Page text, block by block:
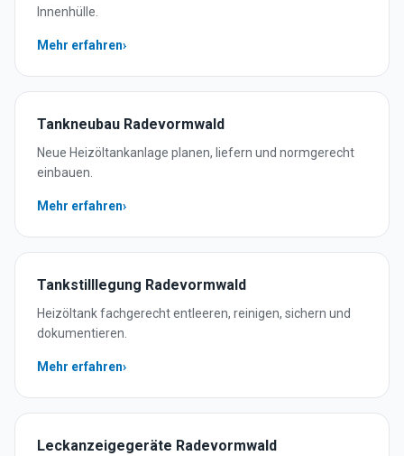
Innenhülle.
Mehr erfahren›
Tankneubau Radevormwald
Neue Heizöltankanlage planen, liefern und normgerecht
einbauen.
Mehr erfahren›
Tankstilllegung Radevormwald
Heizöltank fachgerecht entleeren, reinigen, sichern und
dokumentieren.
Mehr erfahren›
Leckanzeigegeräte Radevormwald